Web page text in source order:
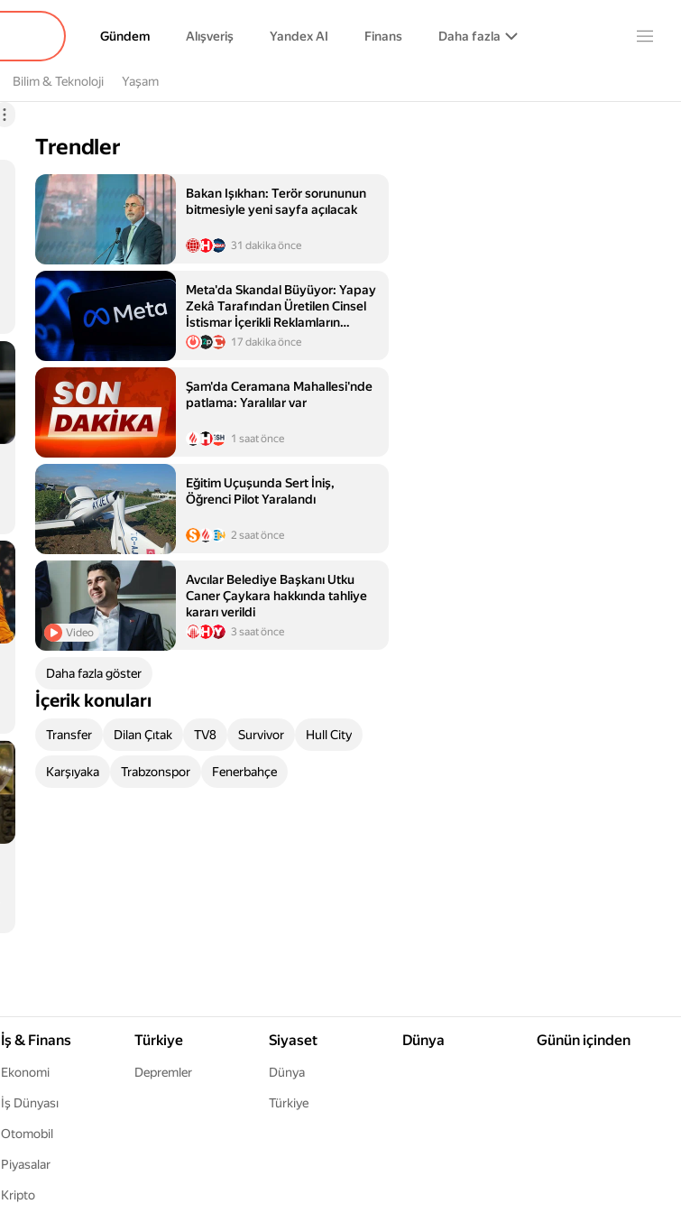
Gündem
Gündem Alışveriş Yandex AI Finans Daha fazla
Bilim & Teknoloji Yaşam
Trendler
Bakan Işıkhan: Terör sorununun
bitmesiyle yeni sayfa açılacak
31 dakika önce
Meta'da Skandal Büyüyor: Yapay
Zekâ Tarafından Üretilen Cinsel
İstismar İçerikli Reklamların
Onaylandığı İddia Ediliyor!
17 dakika önce
Şam'da Ceramana Mahallesi'nde
patlama: Yaralılar var
1 saat önce
Eğitim Uçuşunda Sert İniş,
Öğrenci Pilot Yaralandı
2 saat önce
Video
Avcılar Belediye Başkanı Utku
Caner Çaykara hakkında tahliye
kararı verildi
3 saat önce
Daha fazla göster
İçerik konuları
Transfer Dilan Çıtak TV8 Survivor Hull City
Karşıyaka Trabzonspor Fenerbahçe
İş & Finans
Ekonomi
İş Dünyası
Otomobil
Piyasalar
Kripto
Türkiye
Depremler
Siyaset
Dünya
Türkiye
Dünya Günün içinden